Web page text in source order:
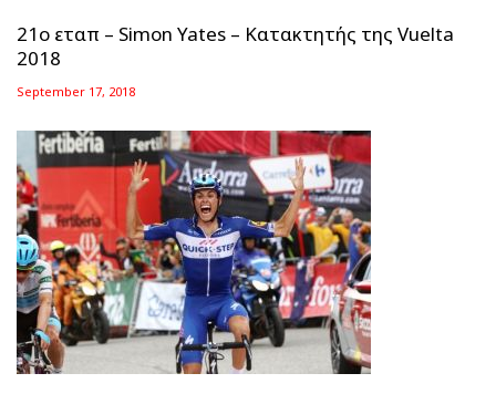
21ο εταπ – Simon Yates – Κατακτητής της Vuelta
2018
September 17, 2018